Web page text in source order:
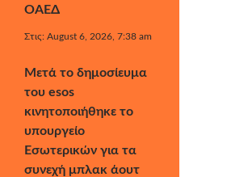
ΟΑΕΔ
Στις: August 6, 2026, 7:38 am
Μετά το δημοσίευμα
του esos
κινητοποιήθηκε το
υπουργείο
Εσωτερικών για τα
συνεχή μπλακ άουτ